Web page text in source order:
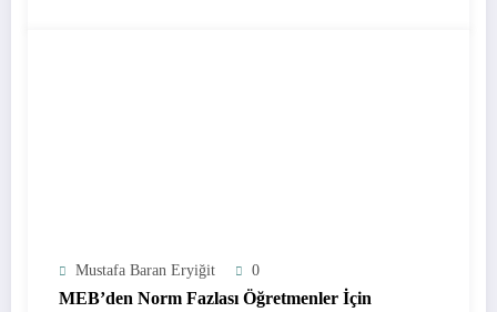
Mustafa Baran Eryiğit 0
MEB’den Norm Fazlası Öğretmenler İçin